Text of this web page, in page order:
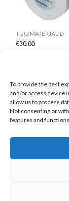
To provide the best
and/or access device
allow us to process
Not consenting or
features and
TUGIMATERJALID
€30.00
Lisa